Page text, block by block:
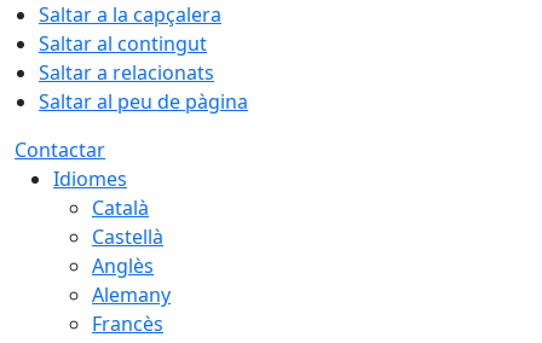
Saltar a la capçalera
Saltar al contingut
Saltar a relacionats
Saltar al peu de pàgina
Contactar
Idiomes
Català
Castellà
Anglès
Alemany
Francès